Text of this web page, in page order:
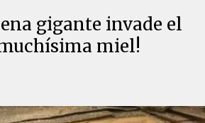
gigante invade el
miel!